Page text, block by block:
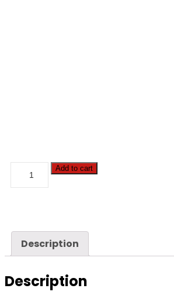
X1
quantity
Add to cart
Description
Description